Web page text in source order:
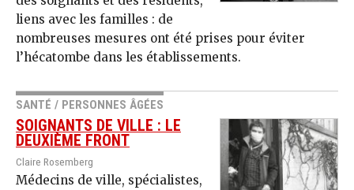
liens avec les familles : de
nombreuses mesures ont été prises pour éviter
l’hécatombe dans les établissements.
SANTÉ / PERSONNES ÂGÉES
SOIGNANTS DE VILLE : LE
DEUXIÈME FRONT
Claire Rosemberg
Médecins de ville, spécialistes,